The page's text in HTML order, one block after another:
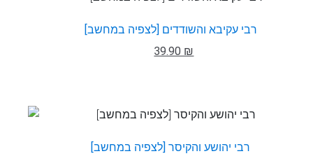
רבי עקיבא והשודדים [לצפיה במחשב]
39.90 ₪
רבי יהושע והקיסר [לצפיה במחשב]